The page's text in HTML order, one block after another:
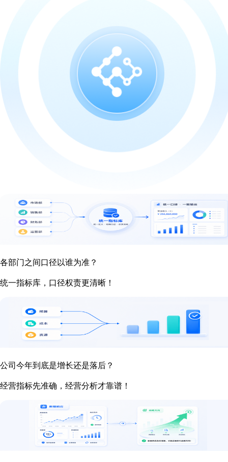
各部门之间口径以谁为准？
统一指标库，口径权责更清晰！
公司今年到底是增长还是落后？
经营指标先准确，经营分析才靠谱！